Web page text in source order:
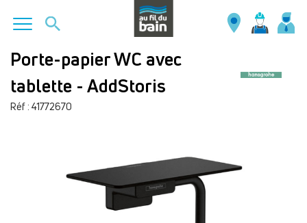
Aller
contenu
principal
Porte-papier WC avec
tablette - AddStoris
Réf : 41772670